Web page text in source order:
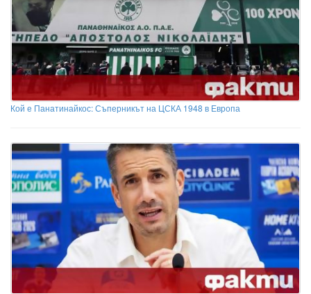
Кой е Панатинайкос: Съперникът на ЦСКА 1948 в Европа